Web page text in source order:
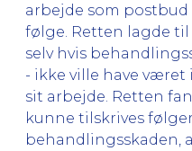
arbejde som
følge. Retten lagde
selv hvis
- ikke ville have
sit arbejde. Retten
kunne tilskrives
behandlingsskaden,